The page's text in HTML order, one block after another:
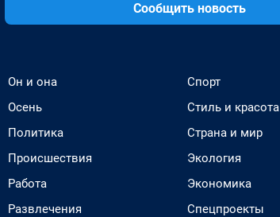
Сообщить новость
Он и она
Осень
Политика
Происшествия
Работа
Развлечения
Спорт
Стиль и красота
Страна и мир
Экология
Экономика
Спецпроекты